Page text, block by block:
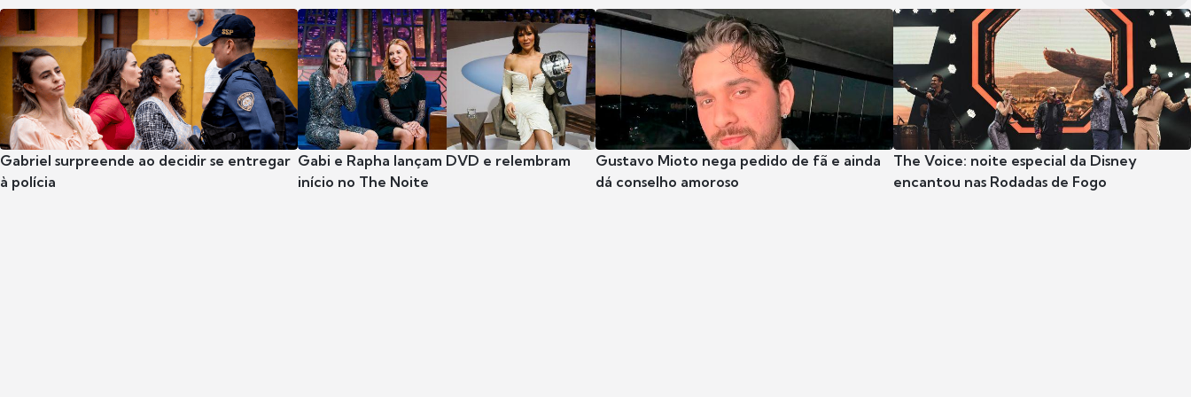
Gabriel surpreende ao decidir se entregar
à polícia
Gabi e Rapha lançam DVD e relembram
início no The Noite
Gustavo Mioto nega pedido de fã e ainda
dá conselho amoroso
The Voice: noite especial da Disney
encantou nas Rodadas de Fogo